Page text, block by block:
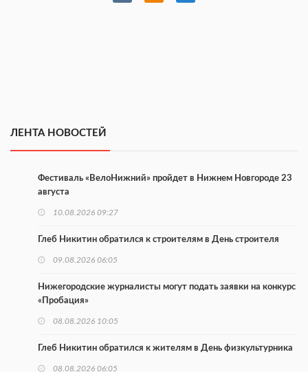
ЛЕНТА НОВОСТЕЙ
Фестиваль «ВелоНижний» пройдет в Нижнем Новгороде 23
августа
10.08.2026 09:27
Глеб Никитин обратился к строителям в День строителя
09.08.2026 06:05
Нижегородские журналисты могут подать заявки на конкурс
«Пробация»
08.08.2026 10:05
Глеб Никитин обратился к жителям в День физкультурника
08.08.2026 06:05